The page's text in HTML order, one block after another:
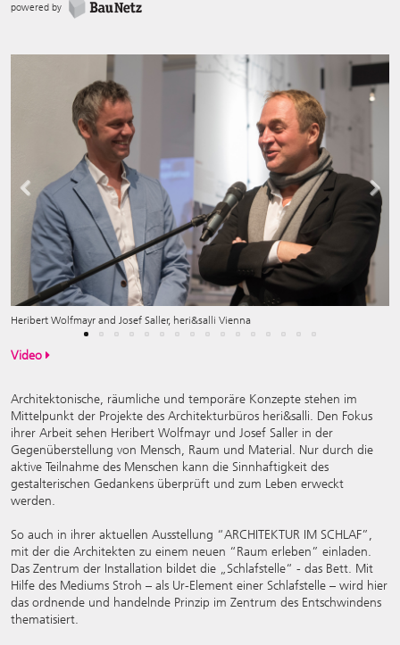
powered by
Heribert Wolfmayr and Josef Saller, heri&salli Vienna
Previous Next
Video
Architektonische, räumliche und temporäre Konzepte stehen im
Mittelpunkt der Projekte des Architekturbüros heri&salli. Den Fokus
ihrer Arbeit sehen Heribert Wolfmayr und Josef Saller in der
Gegenüberstellung von Mensch, Raum und Material. Nur durch die
aktive Teilnahme des Menschen kann die Sinnhaftigkeit des
gestalterischen Gedankens überprüft und zum Leben erweckt
werden.
So auch in ihrer aktuellen Ausstellung “ARCHITEKTUR IM SCHLAF”,
mit der die Architekten zu einem neuen “Raum erleben” einladen.
Das Zentrum der Installation bildet die „Schlafstelle“ - das Bett. Mit
Hilfe des Mediums Stroh – als Ur-Element einer Schlafstelle – wird hier
das ordnende und handelnde Prinzip im Zentrum des Entschwindens
thematisiert.